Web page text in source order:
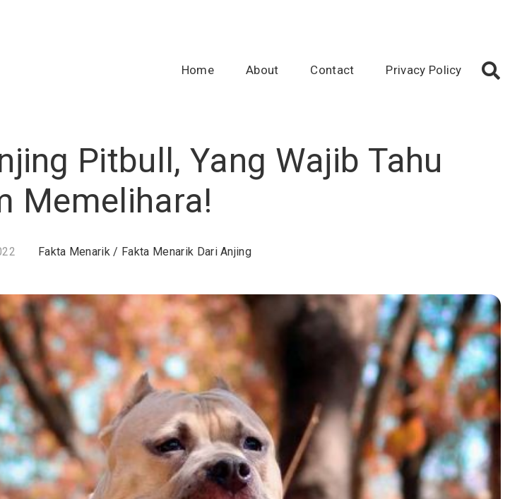
Home About Contact Privacy Policy
Pitbull, Yang Wajib Tahu
Memelihara!
Fakta Menarik / Fakta Menarik Dari Anjing